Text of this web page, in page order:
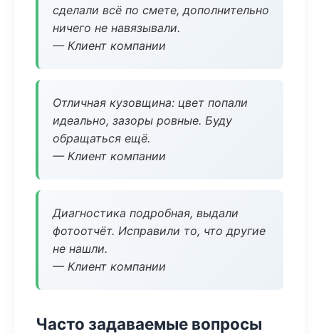
сделали всё по смете, дополнительно
ничего не навязывали.
— Клиент компании
Отличная кузовщина: цвет попали
идеально, зазоры ровные. Буду
обращаться ещё.
— Клиент компании
Диагностика подробная, выдали
фотоотчёт. Исправили то, что другие
не нашли.
— Клиент компании
Часто задаваемые вопросы